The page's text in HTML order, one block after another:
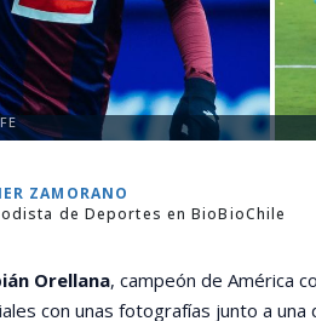
ZAMORANO
de Deportes en BioBioChile
Orellana, campeón de América
con unas fotografías junto a una